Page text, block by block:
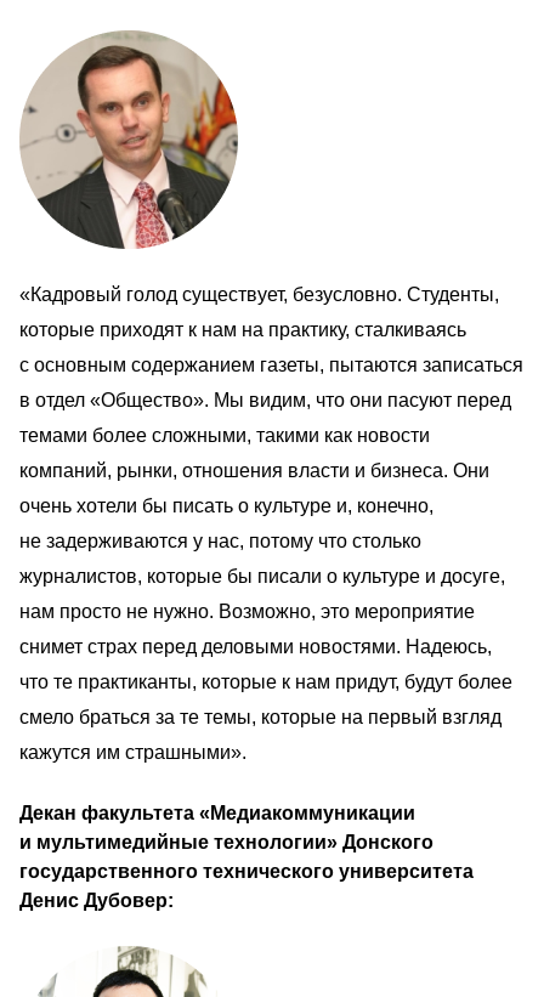
«Кадровый голод существует, безусловно. Студенты,
которые приходят к нам на практику, сталкиваясь
с основным содержанием газеты, пытаются записаться
в отдел «Общество». Мы видим, что они пасуют перед
темами более сложными, такими как новости
компаний, рынки, отношения власти и бизнеса. Они
очень хотели бы писать о культуре и, конечно,
не задерживаются у нас, потому что столько
журналистов, которые бы писали о культуре и досуге,
нам просто не нужно. Возможно, это мероприятие
снимет страх перед деловыми новостями. Надеюсь,
что те практиканты, которые к нам придут, будут более
смело браться за те темы, которые на первый взгляд
кажутся им страшными».
Декан факультета «Медиакоммуникации
и мультимедийные технологии» Донского
государственного технического университета
Денис Дубовер: